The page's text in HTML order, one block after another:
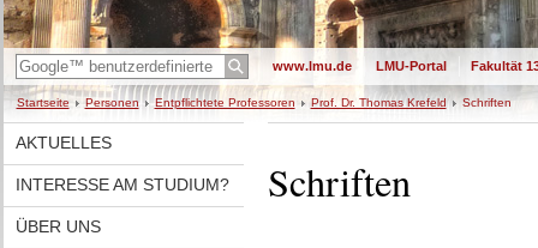
www.lmu.de LMU-Portal Fakultät
Startseite Personen Entpflichtete Professoren Prof. Dr. Thomas Krefeld Schriften
AKTUELLES
INTERESSE AM STUDIUM?
ÜBER UNS
Schriften